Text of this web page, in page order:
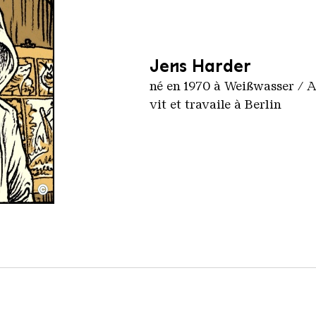
©
Jens Harder
né en 1970 à Weißwasser /
vit et travaile à Berlin